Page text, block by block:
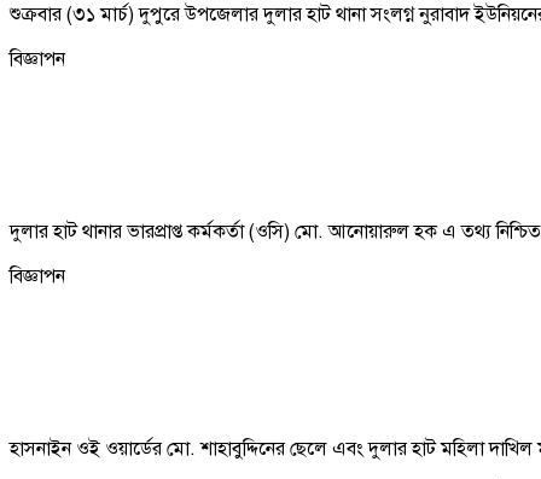
শুক্রবার (৩১ মার্চ) দুপুরে উপজেলার দুলার হাট থানা সংলগ্ন নুরাবাদ
বিজ্ঞাপন
দুলার হাট থানার ভারপ্রাপ্ত কর্মকর্তা (ওসি) মো. আনোয়ারুল হক এ তথ্য
বিজ্ঞাপন
হাসনাইন ওই ওয়ার্ডের মো. শাহাবুদ্দিনের ছেলে এবং দুলার হাট মহিলা দাখিল